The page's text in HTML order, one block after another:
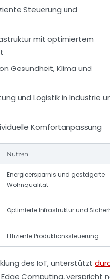
Steuerung und
mit optimiertem
Gesundheit, Klima und
und Logistik in Industrie
Komfortanpassung
Nutzen
Energieersparnis und gesteigerte
Wohnqualität
Optimierte Infrastruktur und
Effiziente Produktionssteuerung
des IoT, unterstützt
Computing, verspricht